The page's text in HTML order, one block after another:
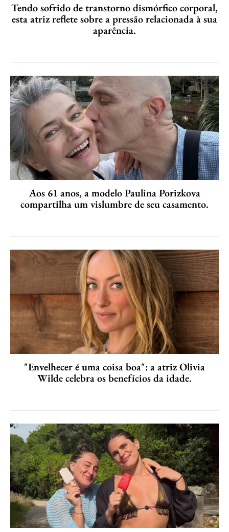
Tendo sofrido de transtorno dismórfico corporal,
esta atriz reflete sobre a pressão relacionada à sua
aparência.
Aos 61 anos, a modelo Paulina Porizkova
compartilha um vislumbre de seu casamento.
"Envelhecer é uma coisa boa": a atriz Olivia
Wilde celebra os benefícios da idade.